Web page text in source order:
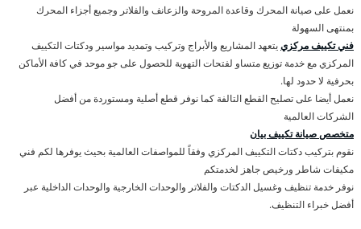
نعمل على صيانة المحرك وقاعدة المروحة والزعانف والفلاتر وجميع أجزاء المحرك
بمنتهى السهولة
فني تكييف مركزييتعهد المشاريع والأبراج وتركيب وتمديد مواسير ودكتات التكييف
المركزي مع خدمة توزيع متساو لفتحات التهوية للحصول على جو موحد في كافة الأماكن
بحرفية لا حدود لها.
نعمل أيضا على تصليح القطع التالفة كما نوفر قطع أصلية ومستوردة من أفضل
الشركات العالمية
متخصص صيانة تكييف بيان
نقوم بتركيب دكتات التكييف المركزي وفقاً للمواصفات العالمية بحيث يوفرها لكم فني
مكيفات شاطر ورخيص جاهز لخدمتكم
نوفر خدمة تنظيف وغسيل الدكتات والفلاتر والوحدات الخارجية والوحدات الداخلية عبر
أفضل خبراء التنظيف.